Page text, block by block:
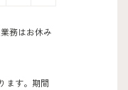
務はお休み
ます。期間